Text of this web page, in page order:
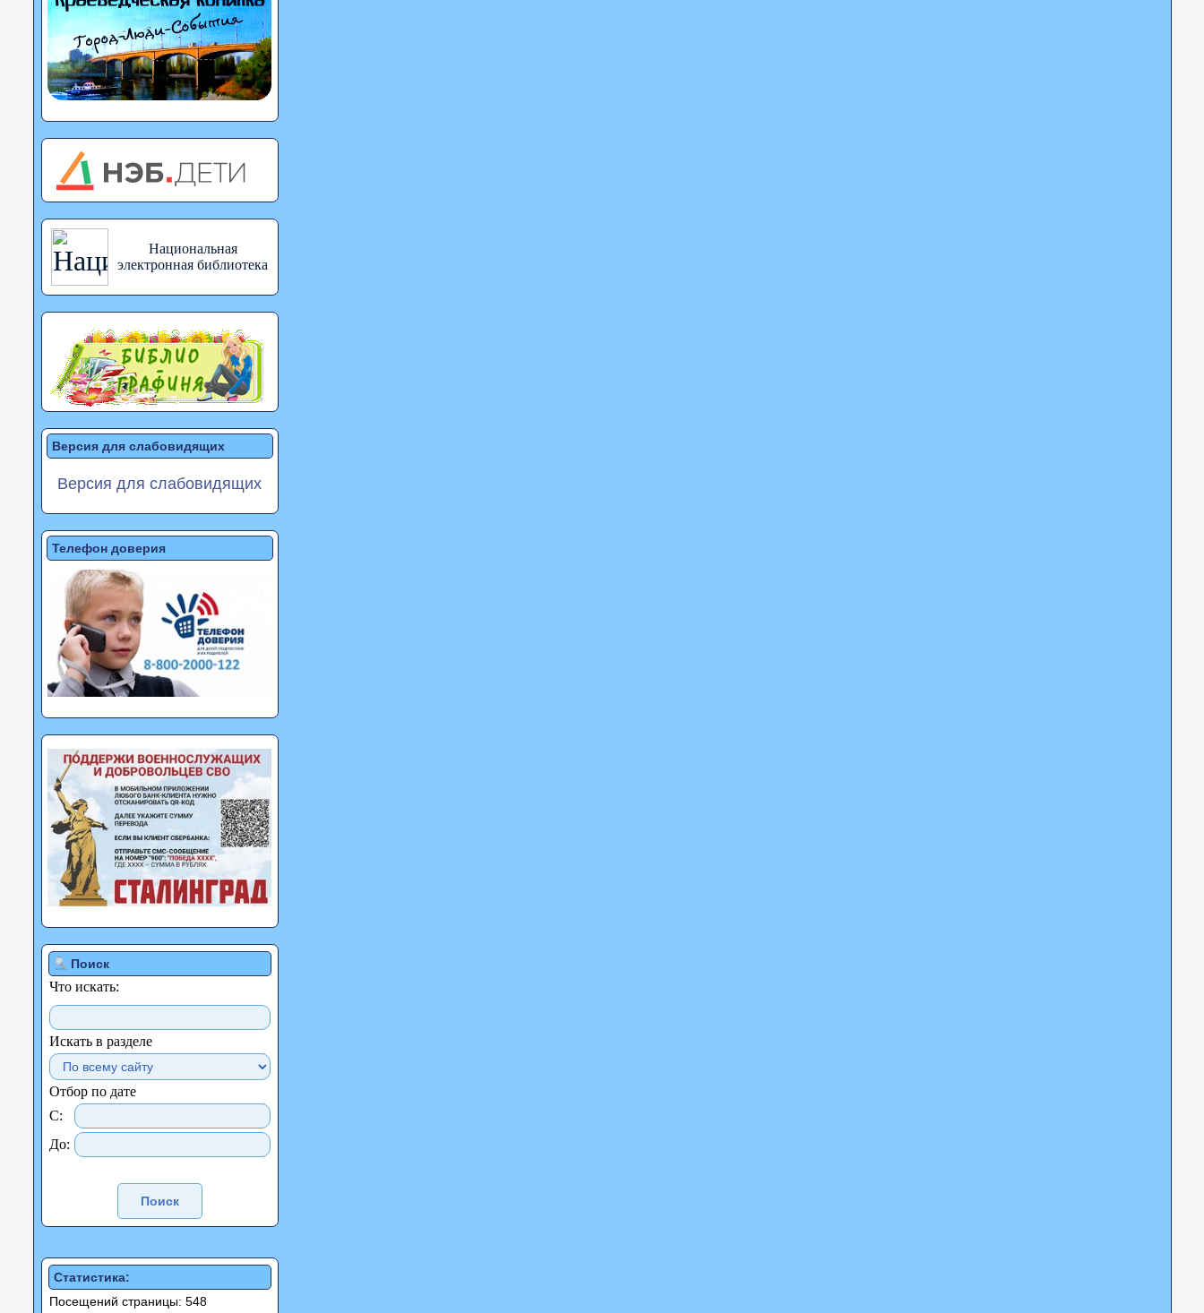
Национальная
электронная библиотека
Версия для слабовидящих
Версия для слабовидящих
Телефон доверия
Поиск
Что искать:
Искать в разделе
Отбор по дате
С:
До:
Статистика:
Посещений страницы: 548